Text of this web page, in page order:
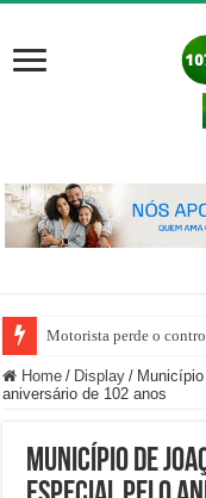
Motorista perde o
Home / Display /
aniversário de 102 anos
Município de